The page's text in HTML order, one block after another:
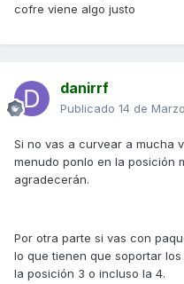
cofre viene algo justo
danirrf
Publicado 14 de
Si no vas a curvear a mucha
menudo ponlo en la posición
agradecerán.
Por otra parte si vas con
lo que tienen que soportar
la posición 3 o incluso la 4.